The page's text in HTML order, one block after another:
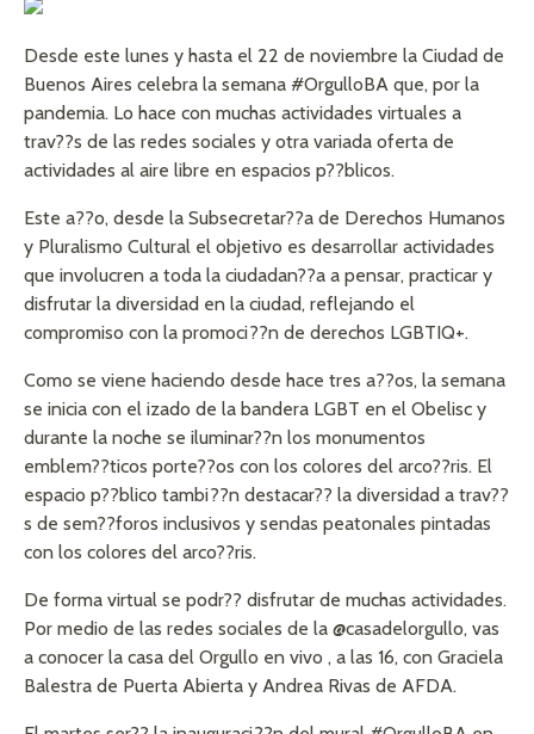
Desde este lunes y hasta el 22 de noviembre la Ciudad de
Buenos Aires celebra la semana #OrgulloBA que, por la
pandemia. Lo hace con muchas actividades virtuales a
trav??s de las redes sociales y otra variada oferta de
actividades al aire libre en espacios p??blicos.
Este a??o, desde la Subsecretar??a de Derechos Humanos
y Pluralismo Cultural el objetivo es desarrollar actividades
que involucren a toda la ciudadan??a a pensar, practicar y
disfrutar la diversidad en la ciudad, reflejando el
compromiso con la promoci??n de derechos LGBTIQ+.
Como se viene haciendo desde hace tres a??os, la semana
se inicia con el izado de la bandera LGBT en el Obelisc y
durante la noche se iluminar??n los monumentos
emblem??ticos porte??os con los colores del arco??ris. El
espacio p??blico tambi??n destacar?? la diversidad a trav??
s de sem??foros inclusivos y sendas peatonales pintadas
con los colores del arco??ris.
De forma virtual se podr?? disfrutar de muchas actividades.
Por medio de las redes sociales de la @casadelorgullo, vas
a conocer la casa del Orgullo en vivo , a las 16, con Graciela
Balestra de Puerta Abierta y Andrea Rivas de AFDA.